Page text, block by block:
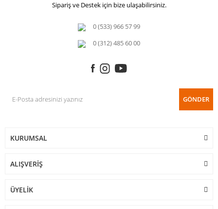
Sipariş ve Destek için bize ulaşabilirsiniz.
0 (533) 966 57 99
0 (312) 485 60 00
GÖNDER
KURUMSAL
ALIŞVERİŞ
ÜYELİK